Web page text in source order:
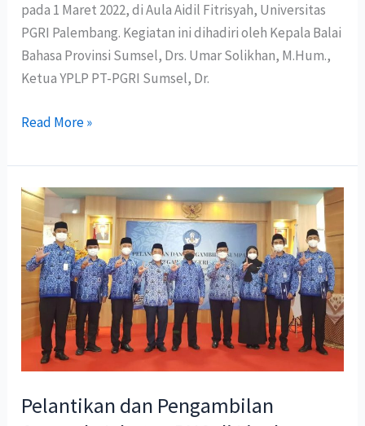
pada 1 Maret 2022, di Aula Aidil Fitrisyah, Universitas
PGRI Palembang. Kegiatan ini dihadiri oleh Kepala Balai
Bahasa Provinsi Sumsel, Drs. Umar Solikhan, M.Hum.,
Ketua YPLP PT-PGRI Sumsel, Dr.
Read More »
Pelantikan dan Pengambilan
Pelantikan
dan
Pengambilan
Sumpah
Jabatan
PNS
di
Lingkungan
Pengembangan